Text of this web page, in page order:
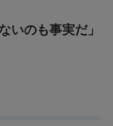
いのも事実だ」